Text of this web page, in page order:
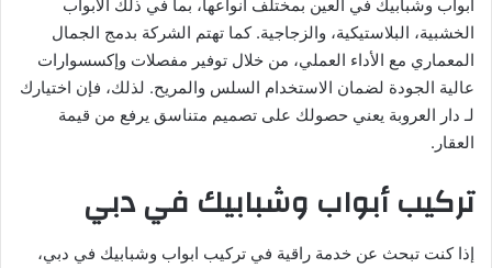
ابواب وشبابيك في العين بمختلف أنواعها، بما في ذلك الأبواب
الخشبية، البلاستيكية، والزجاجية. كما تهتم الشركة بدمج الجمال
المعماري مع الأداء العملي، من خلال توفير مفصلات وإكسسوارات
عالية الجودة لضمان الاستخدام السلس والمريح. لذلك، فإن اختيارك
لـ دار العروبة يعني حصولك على تصميم متناسق يرفع من قيمة
العقار.
تركيب أبواب وشبابيك في دبي
إذا كنت تبحث عن خدمة راقية في تركيب ابواب وشبابيك في دبي،